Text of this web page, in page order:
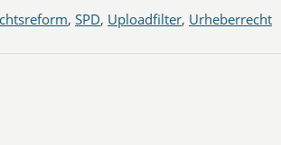
, SPD, Uploadfilter, Urheberrecht